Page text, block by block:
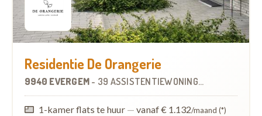
Residentie De Orangerie
9940 EVERGEM - 39 ASSISTENTIEWONINGEN
1-kamer flats te huur — vanaf € 1.132/maand (*)